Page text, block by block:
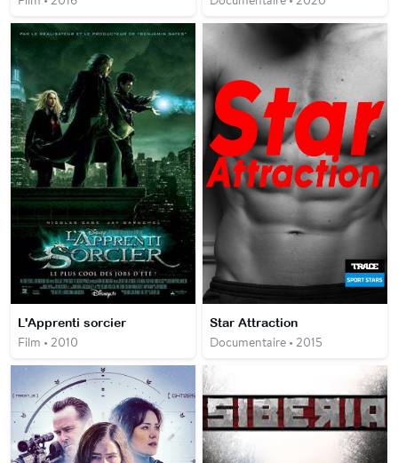
L'Apprenti sorcier
Film • 2010
Star Attraction
Documentaire • 2015